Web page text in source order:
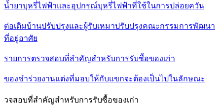
น้ำยาบุหรี่ไฟฟ้าและอุปกรณ์บุหรี่ไฟฟ้าที่ใช้ในการปล่อยควัน
ต่อเติมบ้านปรับปรุงและผู้รับเหมาปรับปรุงคณะกรรมการพัฒนา
ที่อยู่อาศัย
รายการตรวจสอบที่สำคัญสำหรับการรับซื้อของเก่า
ของชำร่วยงานแต่งที่มอบให้กับแขกจะต้องเป็นไปในลักษณะ
วจสอบที่สำคัญสำหรับการรับซื้อของเก่า